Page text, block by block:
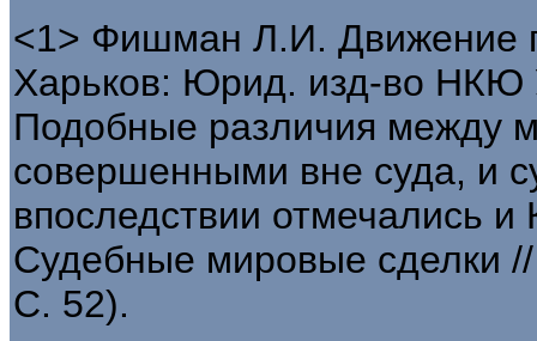
<1> Фишман Л.И. Движение
Харьков: Юрид. изд-во НКЮ
Подобные различия между
совершенными вне суда, и
впоследствии отмечались
Судебные мировые сделки
С. 52).